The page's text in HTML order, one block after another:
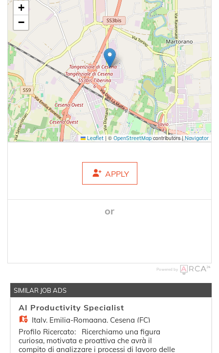
+
−
Leaflet | © OpenStreetMap contributors |Navigator
APPLY
or
Powered by
SIMILAR JOB ADS
AI Productivity Specialist
Italy, Emilia-Romagna, Cesena (FC)
Profilo Ricercato: Ricerchiamo una figura
curiosa, motivata e proattiva che avrà il
compito di analizzare i processi di lavoro delle